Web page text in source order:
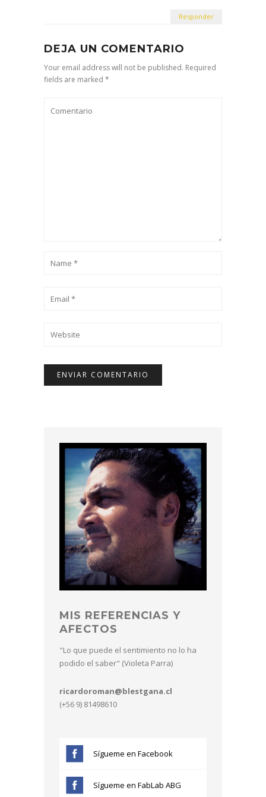
Responder
DEJA UN COMENTARIO
Your email address will not be published. Required
fields are marked *
MIS REFERENCIAS Y
AFECTOS
"Lo que puede el sentimiento no lo ha
podido el saber" (Violeta Parra)
ricardoroman@blestgana.cl
(+56 9) 81498610
Sígueme en Facebook
Sígueme en FabLab ABG